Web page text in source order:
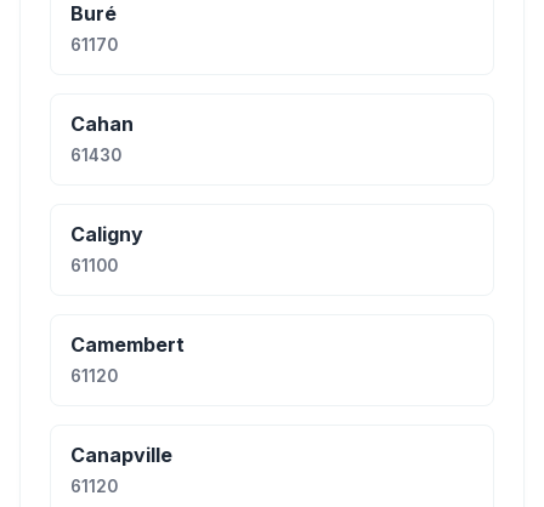
Buré
61170
Cahan
61430
Caligny
61100
Camembert
61120
Canapville
61120